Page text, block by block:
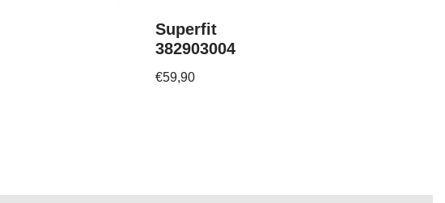
Superfit
382903004
€59,90